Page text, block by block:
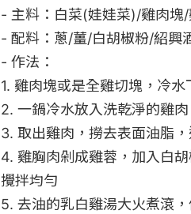
- 主料：白菜(娃娃菜)/雞肉
- 配料：蔥/薑/白胡椒粉/紹興
- 作法：
1. 雞肉塊或是全雞切塊，冷
2. 一鍋冷水放入洗乾淨的雞
3. 取出雞肉，撈去表面油脂
4. 雞胸肉剁成雞蓉，加入白
攪拌均勻
5. 去油的乳白雞湯大火煮滾